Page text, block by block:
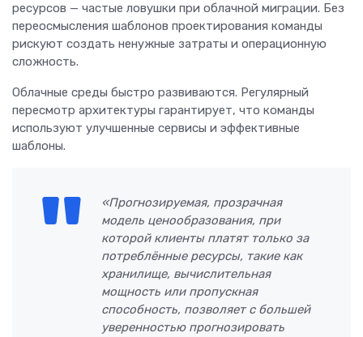
ресурсов — частые ловушки при облачной миграции. Без
переосмысления шаблонов проектирования команды
рискуют создать ненужные затраты и операционную
сложность.
Облачные среды быстро развиваются. Регулярный
пересмотр архитектуры гарантирует, что команды
используют улучшенные сервисы и эффективные
шаблоны.
«Прогнозируемая, прозрачная
модель ценообразования, при
которой клиенты платят только за
потреблённые ресурсы, такие как
хранилище, вычислительная
мощность или пропускная
способность, позволяет с большей
уверенностью прогнозировать